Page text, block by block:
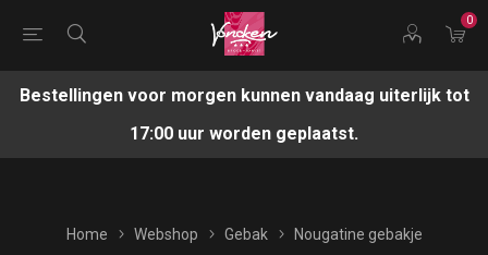
0
Bestellingen voor morgen kunnen vandaag uiterlijk tot
17:00 uur worden geplaatst.
Home Webshop Gebak Nougatine gebakje